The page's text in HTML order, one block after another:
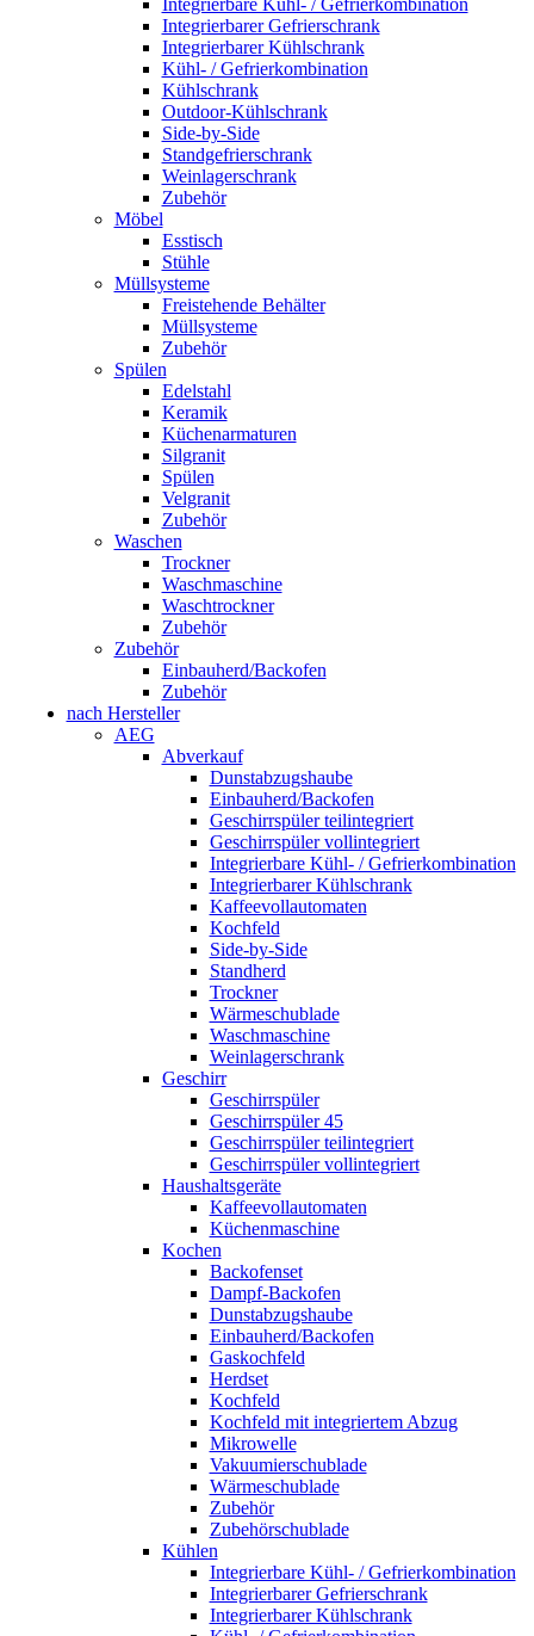
Integrierbare Kühl- / Gefrierkombination
Integrierbarer Gefrierschrank
Integrierbarer Kühlschrank
Kühl- / Gefrierkombination
Kühlschrank
Outdoor-Kühlschrank
Side-by-Side
Standgefrierschrank
Weinlagerschrank
Zubehör
Möbel
Esstisch
Stühle
Müllsysteme
Freistehende Behälter
Müllsysteme
Zubehör
Spülen
Edelstahl
Keramik
Küchenarmaturen
Silgranit
Spülen
Velgranit
Zubehör
Waschen
Trockner
Waschmaschine
Waschtrockner
Zubehör
Zubehör
Einbauherd/Backofen
Zubehör
nach Hersteller
AEG
Abverkauf
Dunstabzugshaube
Einbauherd/Backofen
Geschirrspüler teilintegriert
Geschirrspüler vollintegriert
Integrierbare Kühl- / Gefrierkombination
Integrierbarer Kühlschrank
Kaffeevollautomaten
Kochfeld
Side-by-Side
Standherd
Trockner
Wärmeschublade
Waschmaschine
Weinlagerschrank
Geschirr
Geschirrspüler
Geschirrspüler 45
Geschirrspüler teilintegriert
Geschirrspüler vollintegriert
Haushaltsgeräte
Kaffeevollautomaten
Küchenmaschine
Kochen
Backofenset
Dampf-Backofen
Dunstabzugshaube
Einbauherd/Backofen
Gaskochfeld
Herdset
Kochfeld
Kochfeld mit integriertem Abzug
Mikrowelle
Vakuumierschublade
Wärmeschublade
Zubehör
Zubehörschublade
Kühlen
Integrierbare Kühl- / Gefrierkombination
Integrierbarer Gefrierschrank
Integrierbarer Kühlschrank